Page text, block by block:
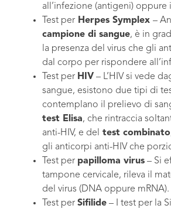
all’infezione (antigeni) oppure
Test per Herpes Symplex –
campione di sangue, è in
la presenza del virus che gli
dal corpo per rispondere
Test per HIV – L’HIV si vede
sangue, esistono due tipi di
contemplano il prelievo di
test Elisa, che rintraccia
anti-HIV, e del
test combinato
gli anticorpi anti-HIV che
Test per papilloma virus – Si
tampone cervicale, rileva il
del virus (DNA oppure mRNA).
Test per Sifilide – I test per la